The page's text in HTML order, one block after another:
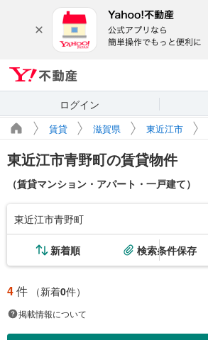
ログイン
賃貸 滋賀県 東近江市
東近江市青野町の賃貸物件
（賃貸マンション・アパート・一戸建て）
東近江市青野町
新着順 検索条件保存
4件 （新着0件）
掲載情報について